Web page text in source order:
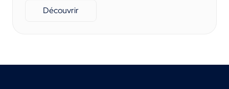
Découvrir